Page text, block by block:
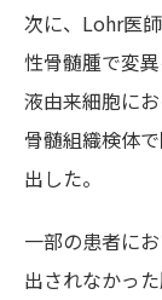
次に、Lohr医
性骨髄腫で変
液由来細胞に
骨髄組織検体
出した。
一部の患者に
出されなかっ